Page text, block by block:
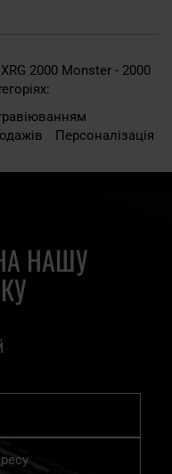
2000 Monster - 2000
Персоналізація
НАШУ